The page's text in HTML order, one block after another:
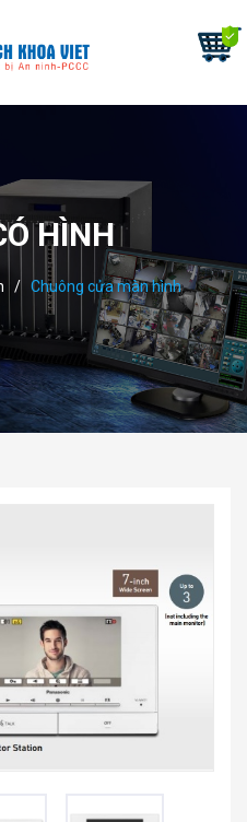
HÌNH
/ Chuông cửa màn hình